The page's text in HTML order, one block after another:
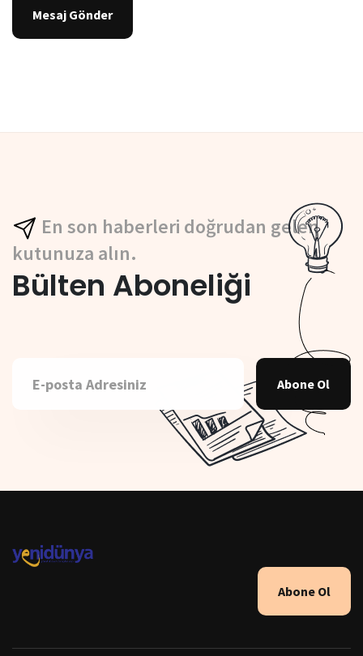
Mesaj Gönder
En son haberleri doğrudan gelen
kutunuza alın.
Bülten Aboneliği
Abone Ol
Abone Ol